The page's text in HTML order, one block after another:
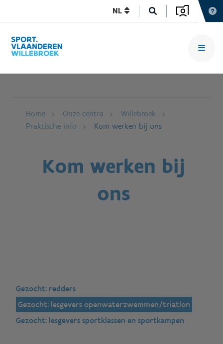
NL
Home Onze centra
Willebroek
Praktische info
Kom werken bij ons
Kom werken bij
ons
Gezocht: redders
Gezocht: lesgevers openwaterzwemmen/triatlon
Gezocht: lesgevers sportklassen en sportkampen